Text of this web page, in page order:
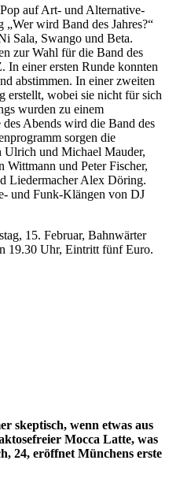
auf Art- und Alternative-
wird Band des Jahres?“
Sala, Swango und Beta.
zur Wahl für die Band des
In einer ersten Runde konnten
abstimmen. In einer zweiten
erstellt, wobei sie nicht für sich
wurden zu einem
Abends wird die Band des
sorgen die
Ulrich und Michael Mauder,
Wittmann und Peter Fischer,
Liedermacher Alex Döring.
und Funk-Klängen von DJ
15. Februar, Bahnwärter
19.30 Uhr, Eintritt fünf Euro.
skeptisch, wenn etwas aus
Mocca Latte, was
24, eröffnet Münchens erste